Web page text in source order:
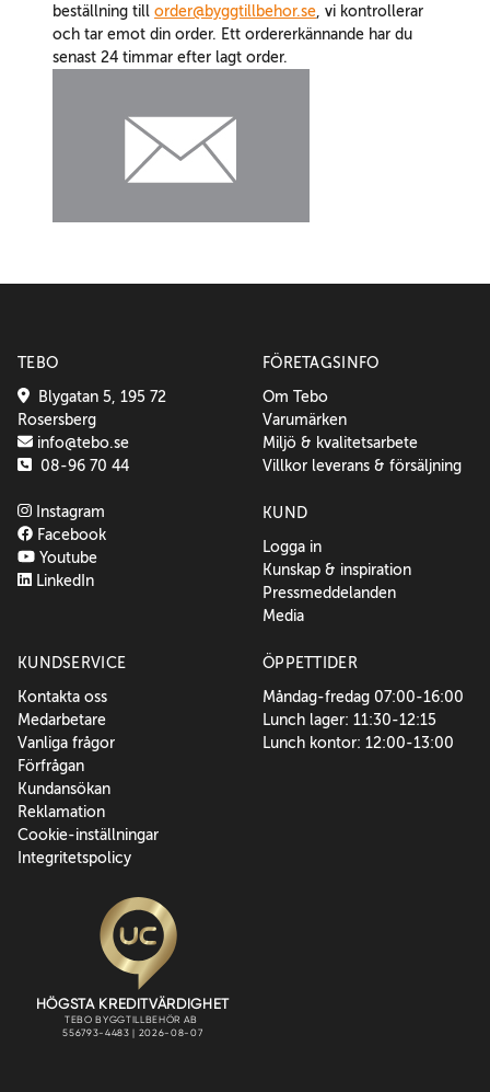
beställning till order@byggtillbehor.se , vi kontrollerar
och tar emot din order. Ett ordererkännande har du
senast 24 timmar efter lagt order.
TEBO
Blygatan 5, 195 72
Rosersberg
info@tebo.se
08-96 70 44
Instagram
Facebook
Youtube
LinkedIn
FÖRETAGSINFO
Om Tebo
Varumärken
Miljö & kvalitetsarbete
Villkor leverans & försäljning
KUND
Logga in
Kunskap & inspiration
Pressmeddelanden
Media
KUNDSERVICE
Kontakta oss
Medarbetare
Vanliga frågor
Förfrågan
Kundansökan
Reklamation
Cookie-inställningar
Integritetspolicy
ÖPPETTIDER
Måndag-fredag 07:00-16:00
Lunch lager: 11:30-12:15
Lunch kontor: 12:00-13:00